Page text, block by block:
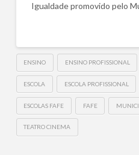
Igualdade promovido pelo
ENSINO ENSINO PROFISSIONAL
ESCOLA ESCOLA PROFISSIONAL
ESCOLAS FAFE FAFE
TEATRO CINEMA